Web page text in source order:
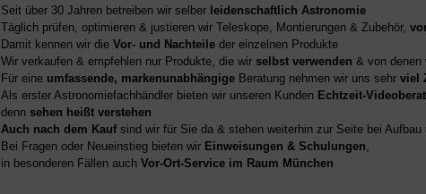
Seit über 30 Jahren betreiben wir selber leidenschaftlich Astronomie
Täglich prüfen, optimieren & justieren wir Teleskope, Montierungen & Zubehör,
Damit kennen wir die Vor- und Nachteile der einzelnen Produkte
Wir verkaufen & empfehlen nur Produkte, die wir selbst verwenden & von denen
Für eine umfassende, markenunabhängige Beratung nehmen wir uns sehr viel
Als erster Astronomiefachhändler bieten wir unseren Kunden Echtzeit-
denn sehen heißt verstehen
Auch nach dem Kaufsind wir für Sie da & stehen weiterhin zur Seite bei Aufbau
Bei Fragen oder Neueinstieg bieten wir Einweisungen & Schulungen
in besonderen Fällen auch Vor-Ort-Service im Raum München